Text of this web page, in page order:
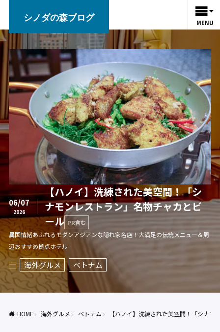
シノダの森ブログ MENU
06/07
2026
【ハノイ】洗練された美空間！「シ
ナモンレストラン」名物チャカとビ
ール PR含む
異国情緒あふれるモダンアジアンな隠れ家名店！大満足の伝統メニュー＆周
辺おすすめ拠点ホテル
海外グルメ ベトナム
HOME 海外グルメ ベトナム 【ハノイ】洗練された美空間！「シナ